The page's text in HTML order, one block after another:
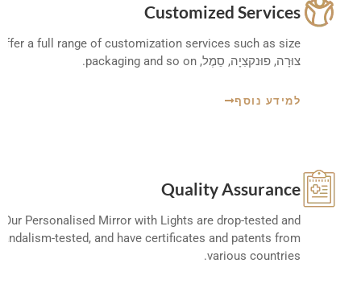
Customized Services
a full range of customization services such as size
צוּרָה, פוּנקצִיָה, סֵמֶל, packaging and so on
.
למידע נוסף
Quality Assurance
Our Personalised Mirror with Lights are drop-tested and
tested, and have certificates and patents from
various countries
.